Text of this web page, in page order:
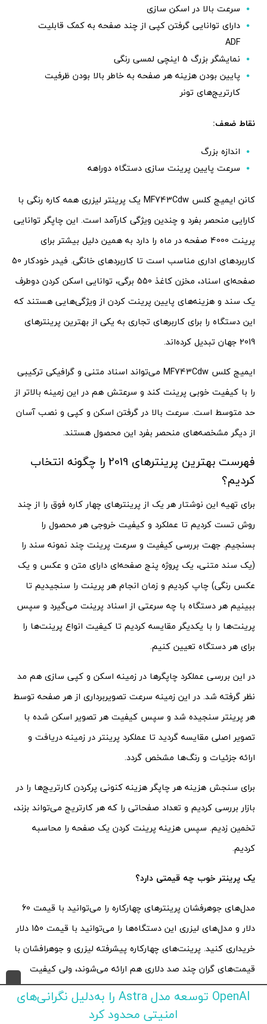
سرعت بالا در اسکن سازی
دارای توانایی گرفتن کپی از چند صفحه به کمک قابلیت
ADF
نمایشگر بزرگ 5 اینچی لمسی رنگی
پایین بودن هزینه هر صفحه به خاطر بالا بودن ظرفیت
کارتریج‌های تونر
نقاط ضعف:
اندازه بزرگ
سرعت پایین پرینت سازی دستگاه دوراهه
کانن ایمیج کلس MF743Cdw یک پرینتر لیزری همه کاره رنگی با
کارایی منحصر بفرد و چندین ویژگی کارآمد است. این چاپگر توانایی
پرینت 4000 صفحه در ماه را دارد به همین دلیل بیشتر برای
کاربردهای اداری مناسب است تا کاربردهای خانگی. فیدر خودکار 50
صفحه‌ای اسناد، مخزن کاغذ 550 برگی، توانایی اسکن کردن دوطرف
یک سند و هزینه‌های پایین پرینت کردن از ویژگی‌هایی هستند که
این دستگاه را برای کاربرهای تجاری به یکی از بهترین پرینترهای
2019 جهان تبدیل کرده‌اند.
ایمیج کلس MF743Cdw می‌تواند اسناد متنی و گرافیکی ترکیبی
را با کیفیت خوبی پرینت کند و سرعتش هم در این زمینه بالاتر از
حد متوسط است. سرعت بالا در گرفتن اسکن و کپی و نصب آسان
از دیگر مشخصه‌های منحصر بفرد این محصول هستند.
فهرست بهترین پرینترهای 2019 را چگونه انتخاب
کردیم؟
برای تهیه این نوشتار هر یک از پرینترهای چهار کاره فوق را از چند
روش تست کردیم تا عملکرد و کیفیت خروجی هر محصول را
بسنجیم. جهت بررسی کیفیت و سرعت پرینت چند نمونه سند را
(یک سند متنی، یک پروژه پنج صفحه‌ای دارای متن و عکس و یک
عکس رنگی) چاپ کردیم و زمان انجام هر پرینت را سنجیدیم تا
ببینیم هر دستگاه با چه سرعتی از اسناد پرینت می‌گیرد و سپس
پرینت‌ها را با یکدیگر مقایسه کردیم تا کیفیت انواع پرینت‌ها را
برای هر دستگاه تعیین کنیم.
در این بررسی عملکرد چاپگرها در زمینه اسکن و کپی سازی هم مد
نظر گرفته شد. در این زمینه سرعت تصویربرداری از هر صفحه توسط
هر پرینتر سنجیده شد و سپس کیفیت هر تصویر اسکن شده با
تصویر اصلی مقایسه گردید تا عملکرد پرینتر در زمینه دریافت و
ارائه جزئیات و رنگ‌ها مشخص گردد.
برای سنجش هزینه هر چاپگر هزینه کنونی پرکردن کارتریج‌ها را در
بازار بررسی کردیم و تعداد صفحاتی را که هر کارتریج می‌تواند بزند،
تخمین زدیم. سپس هزینه پرینت کردن یک صفحه را محاسبه
کردیم.
یک پرینتر خوب چه قیمتی دارد؟
مدل‌های جوهرفشان پرینترهای چهارکاره را می‌توانید با قیمت 60
دلار و مدل‌های لیزری این دستگاه‌ها را می‌توانید با قیمت 150 دلار
خریداری کنید. پرینت‌های چهارکاره پیشرفته لیزری و جوهرافشان با
قیمت‌های گران چند صد دلاری هم ارائه می‌شوند، ولی کیفیت
پرینت بهتر، مقاومت بالاتر و ویژگی‌های بیشتری دارند. باید این
نکته را هم در نظر داشت که هزینه هر جوهر یا تونر برای هر صفحه
OpenAI توسعه مدل Astra را به‌دلیل نگرانی‌های
امنیتی محدود کرد